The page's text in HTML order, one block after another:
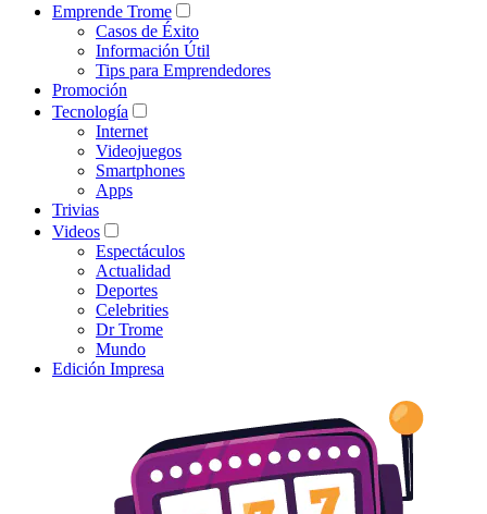
Emprende Trome
Casos de Éxito
Información Útil
Tips para Emprendedores
Promoción
Tecnología
Internet
Videojuegos
Smartphones
Apps
Trivias
Videos
Espectáculos
Actualidad
Deportes
Celebrities
Dr Trome
Mundo
Edición Impresa